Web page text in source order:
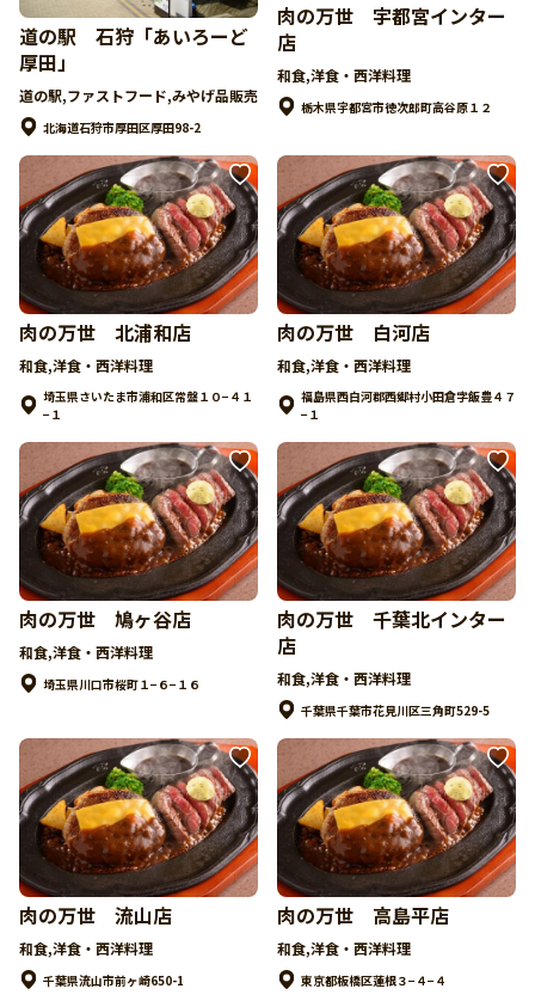
道の駅 石狩「あいろーど
厚田」
道の駅,ファストフード,みやげ品販売
北海道石狩市厚田区厚田98-2
肉の万世 宇都宮インター
店
和食,洋食・西洋料理
栃木県宇都宮市徳次郎町高谷原１２
肉の万世 北浦和店
和食,洋食・西洋料理
埼玉県さいたま市浦和区常盤１０−４１
−１
肉の万世 白河店
和食,洋食・西洋料理
福島県西白河郡西郷村小田倉字飯豊４７
−１
肉の万世 鳩ヶ谷店
和食,洋食・西洋料理
埼玉県川口市桜町１−６−１６
肉の万世 千葉北インター
店
和食,洋食・西洋料理
千葉県千葉市花見川区三角町529-5
肉の万世 流山店
和食,洋食・西洋料理
千葉県流山市前ヶ崎650-1
肉の万世 高島平店
和食,洋食・西洋料理
東京都板橋区蓮根３−４−４